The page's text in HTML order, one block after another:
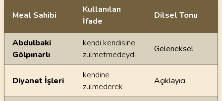
Ayetin meallerindeki dilsel farklılıklar
Meal Sahibi
Kullanılan
İfade
Dilsel Tonu
Abdulbaki
Gölpınarlı
kendi kendisine
zulmetmedeydi
Geleneksel
Diyanet İşleri
kendine
zulmederek
Açıklayıcı